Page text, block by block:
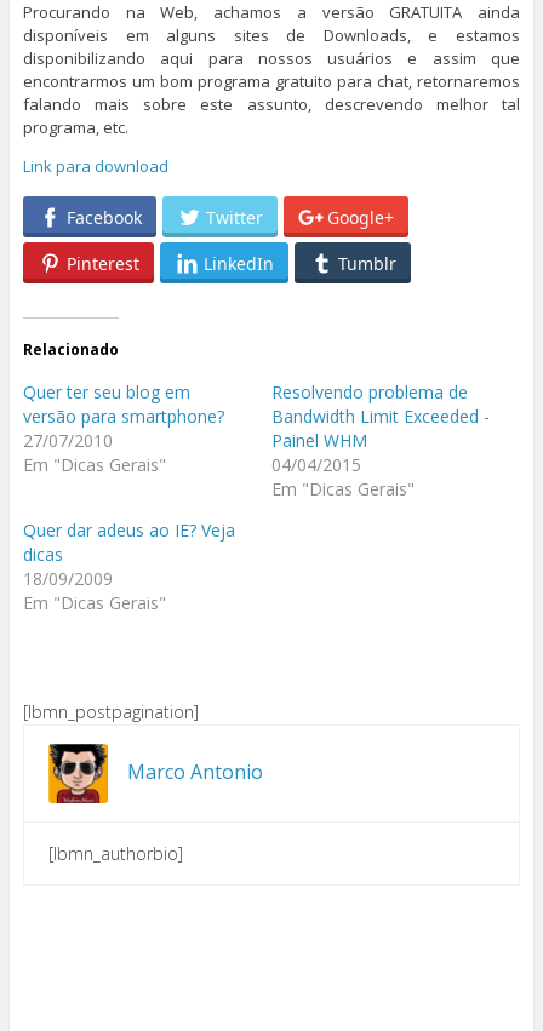
Procurando na Web, achamos a versão GRATUITA ainda
disponíveis em alguns sites de Downloads, e estamos
disponibilizando aqui para nossos usuários e assim que
encontrarmos um bom programa gratuito para chat, retornaremos
falando mais sobre este assunto, descrevendo melhor tal
programa, etc.
Link para download
Facebook Twitter
Google+
Pinterest
LinkedIn Tumblr
Relacionado
Quer ter seu blog em
versão para smartphone?
27/07/2010
Em "Dicas Gerais"
Resolvendo problema de
Bandwidth Limit Exceeded -
Painel WHM
04/04/2015
Em "Dicas Gerais"
Quer dar adeus ao IE? Veja
dicas
18/09/2009
Em "Dicas Gerais"
[lbmn_postpagination]
Marco Antonio
[lbmn_authorbio]